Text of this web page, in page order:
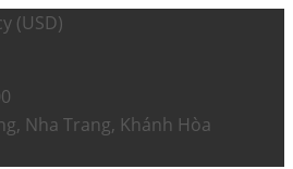
(USD)
Nha Trang, Khánh Hòa